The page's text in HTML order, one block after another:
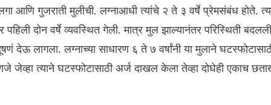
आणि गुजराती मुलीची. लग्नाआधी त्यांचे २ ते ३ वर्षे प्रेमसंबंध होते.
पहिली दोन वर्षे व्यवस्थित गेली. मात्र मुल झाल्यानंतर परिस्थिती
देऊ लागला. लग्नाच्या साधारण ६ ते ७ वर्षांनी या मुलाने
जेव्हा त्याने घटस्फोटासाठी अर्ज दाखल केला तेव्हा दोघेही एकाच